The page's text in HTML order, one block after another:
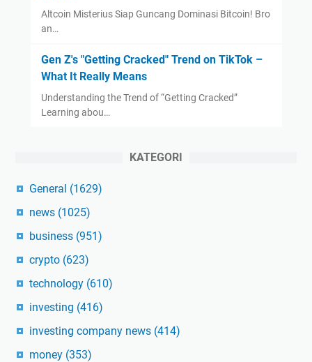
Altcoin Misterius Siap Guncang Dominasi Bitcoin! Bro
an…
Gen Z's "Getting Cracked" Trend on TikTok –
What It Really Means
Understanding the Trend of “Getting Cracked”
Learning abou…
KATEGORI
General (1629)
news (1025)
business (951)
crypto (623)
technology (610)
investing (416)
investing company news (414)
money (353)